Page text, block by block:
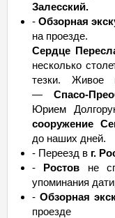
Залесский.
-Обзорная
на проезде.
Сердце
несколько
тезки. Живое
— Спасо-
Юрием
сооружение
до наших дней.
- Переезд в г.
- Ростов не
упоминания
-Обзорная